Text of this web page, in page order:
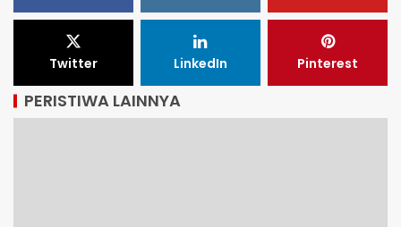
Twitter LinkedIn Pinterest
PERISTIWA LAINNYA